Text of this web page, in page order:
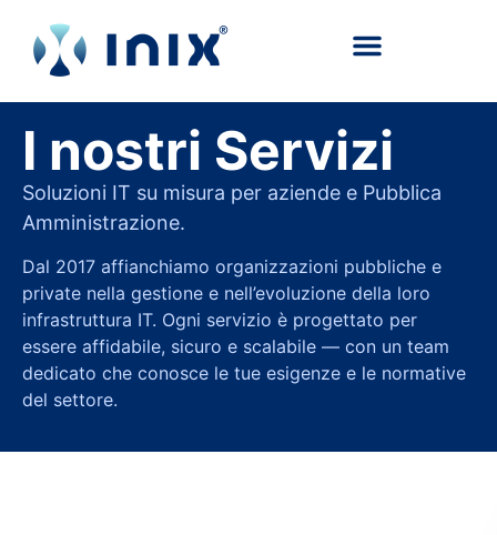
I nostri Servizi
Soluzioni IT su misura per aziende e Pubblica
Amministrazione.
Dal 2017 affianchiamo organizzazioni pubbliche e
private nella gestione e nell’evoluzione della loro
infrastruttura IT. Ogni servizio è progettato per
essere affidabile, sicuro e scalabile — con un team
dedicato che conosce le tue esigenze e le normative
del settore.